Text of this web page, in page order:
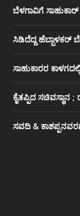
ಬೆಳಗಾವಿಗೆ
ಸಿಡಿದೆದ್ದ ಹೆಬ್ಬಾಳಕರ್
ಸಾಹುಕಾರರ
ಕೈತಪ್ಪಿದ ಸಚಿವಸ್ಥಾನ
ಸವದಿ &